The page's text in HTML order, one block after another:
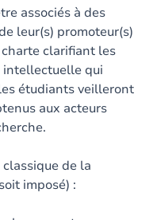
associés à des
leur(s) promoteur(s)
clarifiant les
intellectuelle qui
étudiants veilleront
aux acteurs
de la
imposé) :